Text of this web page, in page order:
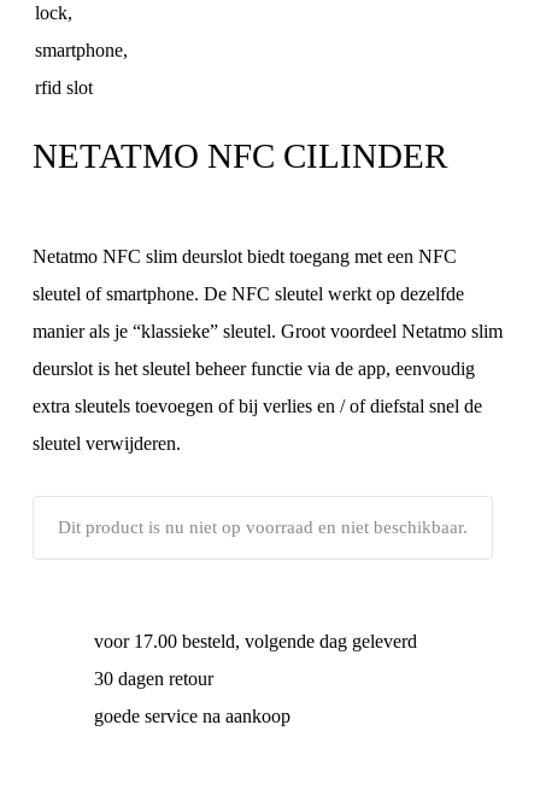
NETATMO NFC CILINDER
Netatmo NFC slim deurslot biedt toegang met een NFC
sleutel of smartphone. De NFC sleutel werkt op dezelfde
manier als je “klassieke” sleutel. Groot voordeel Netatmo slim
deurslot is het sleutel beheer functie via de app, eenvoudig
extra sleutels toevoegen of bij verlies en / of diefstal snel de
sleutel verwijderen.
Dit product is nu niet op voorraad en niet beschikbaar.
voor 17.00 besteld, volgende dag geleverd
30 dagen retour
goede service na aankoop